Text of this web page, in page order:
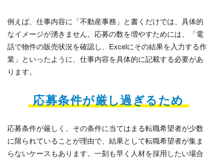
例えば、仕事内容に「不動産事務」と書くだけでは、具体的
なイメージが湧きません。応募の数を増やすためには、「電
話で物件の販売状況を確認し、Excelにその結果を入力する作
業」といったように、仕事内容を具体的に記載する必要があ
ります。
応募条件が厳し過ぎるため
応募条件が厳しく、その条件に当てはまる転職希望者が少数
に限られていることが理由で、結果として転職希望者が集ま
らないケースもあります。一刻も早く人材を採用したい場合